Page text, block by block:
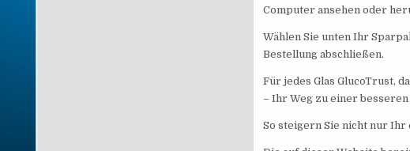
Computer ansehen oder
Wählen Sie unten Ihr
Bestellung abschließen.
Für jedes Glas GlucoTrust,
– Ihr Weg zu einer
So steigern Sie nicht nur Ihr